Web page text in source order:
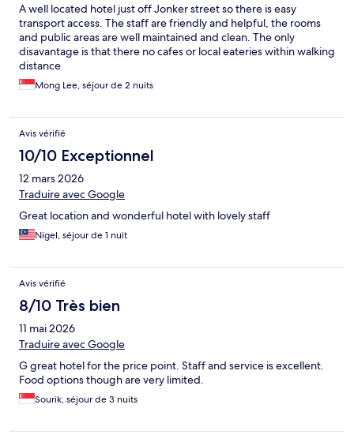
A well located hotel just off Jonker street so there is easy
transport access. The staff are friendly and helpful, the rooms
and public areas are well maintained and clean. The only
disavantage is that there no cafes or local eateries within walking
distance
Mong Lee, séjour de 2 nuits
Avis vérifié
10/10 Exceptionnel
12 mars 2026
Traduire avec Google
Great location and wonderful hotel with lovely staff
Nigel, séjour de 1 nuit
Avis vérifié
8/10 Très bien
11 mai 2026
Traduire avec Google
G great hotel for the price point. Staff and service is excellent.
Food options though are very limited.
Sourik, séjour de 3 nuits